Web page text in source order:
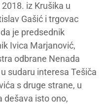
iz Krušika u
Gašić i trgovac
je predsednik
Ivica Marjanović,
odbrane Nenada
sudaru interesa Tešiča
s druge strane, u
dešava isto ono,